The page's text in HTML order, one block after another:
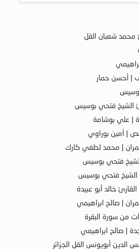
محمد شعبان القل
| أحسن حمار
الشيخ فتحي بوسيس
| علي بوشامة
| أمين بوراوي
| محمد لطفي كارك
الشيخ فتحي بوسيس
الشيخ فتحي بوسيس
خالد أبو عبيدة
| صالح ابراهيمي
من سورة البقرة
| صالح ابراهيمي
الدين أبويونس القل الجزائر